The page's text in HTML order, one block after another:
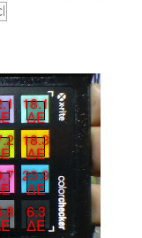
18.1
∆E
18.3
∆E
23.9
∆E
6.3
∆E